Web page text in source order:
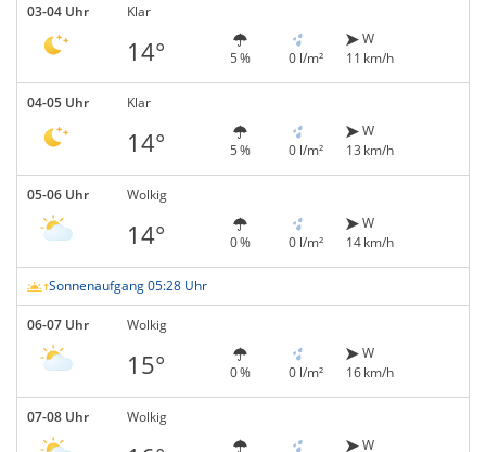
03-04 Uhr Klar
14° 5 % 0 l/m²
W
11 km/h
04-05 Uhr Klar
14° 5 % 0 l/m²
W
13 km/h
05-06 Uhr Wolkig
14° 0 % 0 l/m²
W
14 km/h
Sonnenaufgang 05:28 Uhr
06-07 Uhr Wolkig
15° 0 % 0 l/m²
W
16 km/h
07-08 Uhr Wolkig
W